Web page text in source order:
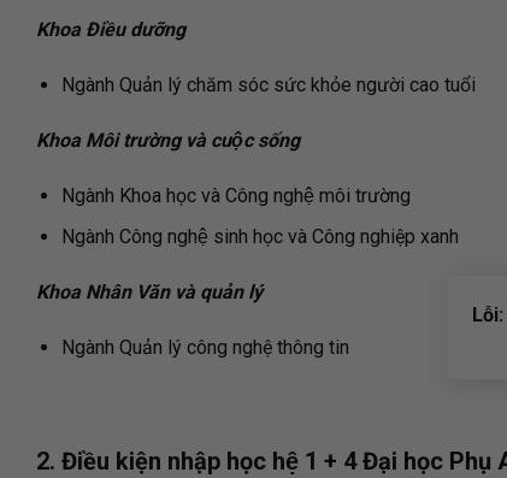
Lỗi:
Khoa Điều dưỡng
Ngành Quản lý chăm sóc sức khỏe người cao tuổi
Khoa Môi trường và cuộc sống
Ngành Khoa học và Công nghệ môi trường
Ngành Công nghệ sinh học và Công nghiệp xanh
Khoa Nhân Văn và quản lý
Ngành Quản lý công nghệ thông tin
2. Điều kiện nhập học hệ 1 + 4 Đại học Phụ